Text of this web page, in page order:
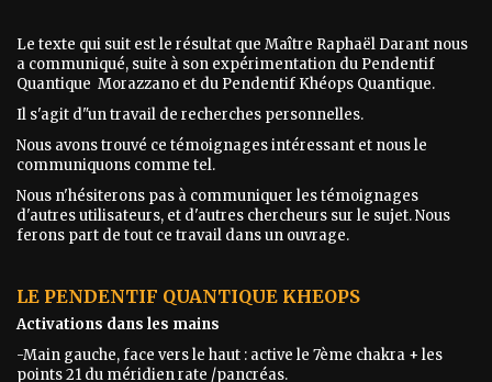
Le texte qui suit est le résultat que Maître Raphaël Darant nous
a communiqué, suite à son expérimentation du Pendentif
Quantique Morazzano et du Pendentif Khéops Quantique.
Il s'agit d"un travail de recherches personnelles.
Nous avons trouvé ce témoignages intéressant et nous le
communiquons comme tel.
Nous n'hésiterons pas à communiquer les témoignages
d'autres utilisateurs, et d'autres chercheurs sur le sujet. Nous
ferons part de tout ce travail dans un ouvrage.
LE PENDENTIF QUANTIQUE KHEOPS
Activations dans les mains
-Main gauche, face vers le haut : active le 7ème chakra + les
points 21 du méridien rate /pancréas.